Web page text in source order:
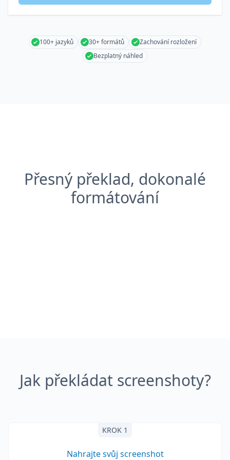
100+ jazyků 30+ formátů
Zachování rozložení
Bezplatný náhled
Přesný překlad, dokonalé
formátování
Jak překládat screenshoty?
KROK 1
Nahrajte svůj screenshot